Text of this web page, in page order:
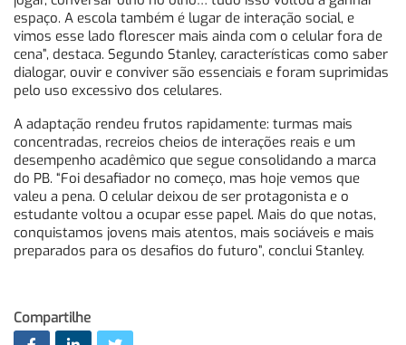
espaço. A escola também é lugar de interação social, e
vimos esse lado florescer mais ainda com o celular fora de
cena”, destaca. Segundo Stanley, características como saber
dialogar, ouvir e conviver são essenciais e foram suprimidas
pelo uso excessivo dos celulares.
A adaptação rendeu frutos rapidamente: turmas mais
concentradas, recreios cheios de interações reais e um
desempenho acadêmico que segue consolidando a marca
do PB. “Foi desafiador no começo, mas hoje vemos que
valeu a pena. O celular deixou de ser protagonista e o
estudante voltou a ocupar esse papel. Mais do que notas,
conquistamos jovens mais atentos, mais sociáveis e mais
preparados para os desafios do futuro”, conclui Stanley.
Compartilhe